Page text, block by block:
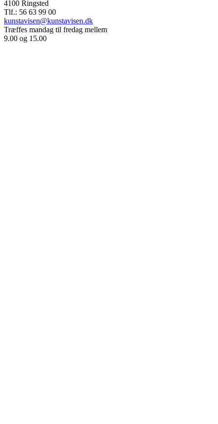
4100 Ringsted
Tlf.: 56 63 99 00
kunstavisen@kunstavisen.dk
Træffes mandag til fredag mellem
9.00 og 15.00